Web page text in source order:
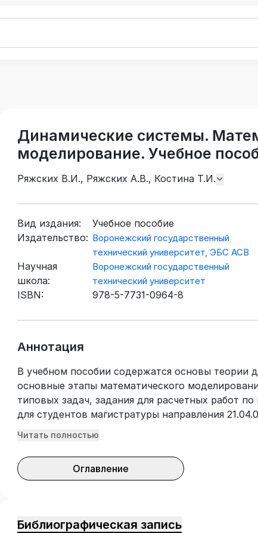
Динамические системы.
моделирование. Учебное
Ряжских В.И., Ряжских А.В., Костина Т.И.
Вид издания:
Учебное пособие
Издательство: Воронежский государственный
технический университет, ЭБС АСВ
Научная
школа:
Воронежский государственный
технический университет
ISBN: 978-5-7731-0964-8
Аннотация
В учебном пособии содержатся основы теории
основные этапы математического
типовых задач, задания для расчетных работ
для студентов магистратуры направления
(программа магистерской подготовки
изучении дисциплины «Общая теория
Читать полностью
Оглавление
Библиографическая запись